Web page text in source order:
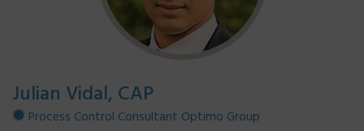
Julian Vidal, CAP
Process Control Consultant Optimo Group